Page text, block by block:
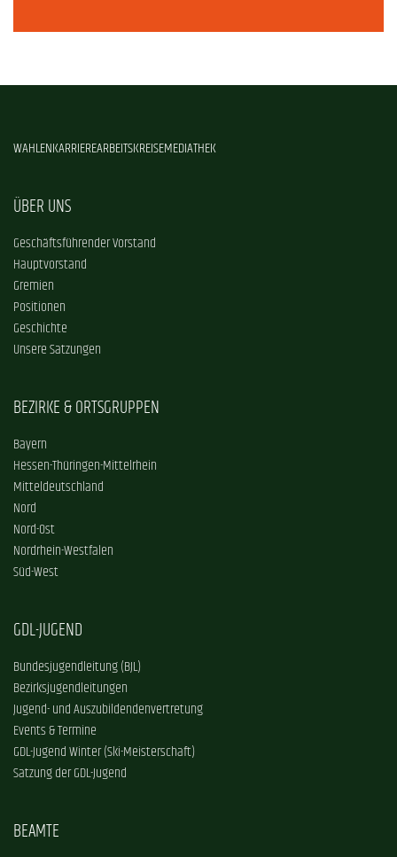
WAHLENKARRIEREARBEITSKREISEMEDIATHEK
ÜBER UNS
Geschäftsführender Vorstand
Hauptvorstand
Gremien
Positionen
Geschichte
Unsere Satzungen
BEZIRKE & ORTSGRUPPEN
Bayern
Hessen-Thüringen-Mittelrhein
Mitteldeutschland
Nord
Nord-Ost
Nordrhein-Westfalen
Süd-West
GDL-JUGEND
Bundesjugendleitung (BJL)
Bezirksjugendleitungen
Jugend- und Auszubildendenvertretung
Events & Termine
GDL-Jugend Winter (Ski-Meisterschaft)
Satzung der GDL-Jugend
BEAMTE